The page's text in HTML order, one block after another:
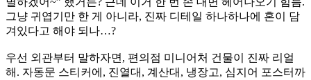
그냥 귀엽기만 한 게 아니라, 진짜 디테일 하나하나에 혼이 담
겨있다고 해야 되나…?
우선 외관부터 말하자면, 편의점 미니어처 건물이 진짜 리얼
해. 자동문 스티커에, 진열대, 계산대, 냉장고, 심지어 포스터까